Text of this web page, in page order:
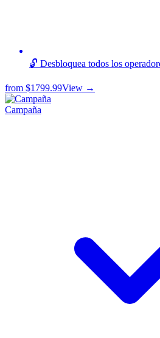
🔓 Desbloquea todos los
from $1799.99View →
Campaña